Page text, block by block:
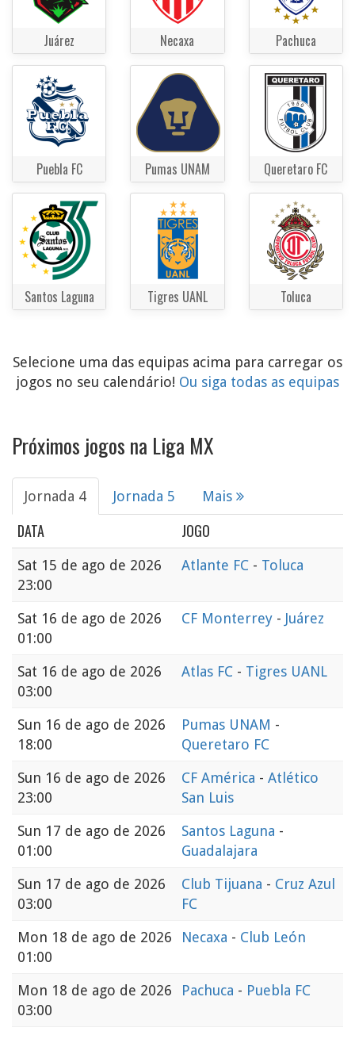
Juárez Necaxa Pachuca
Puebla FC Pumas UNAM Queretaro FC
Santos Laguna Tigres UANL Toluca
Selecione uma das equipas acima para carregar os
jogos no seu calendário! Ou siga todas as equipas
Próximos jogos na Liga MX
Jornada 4 Jornada 5 Mais
DATA JOGO
Sat 15 de ago de 2026
23:00
Atlante FC - Toluca
Sat 16 de ago de 2026
01:00
CF Monterrey - Juárez
Sat 16 de ago de 2026
03:00
Atlas FC - Tigres UANL
Sun 16 de ago de 2026
18:00
Pumas UNAM -
Queretaro FC
Sun 16 de ago de 2026
23:00
CF América - Atlético
San Luis
Sun 17 de ago de 2026
01:00
Santos Laguna -
Guadalajara
Sun 17 de ago de 2026
03:00
Club Tijuana - Cruz Azul
FC
Mon 18 de ago de 2026
01:00
Necaxa - Club León
Mon 18 de ago de 2026
03:00
Pachuca - Puebla FC